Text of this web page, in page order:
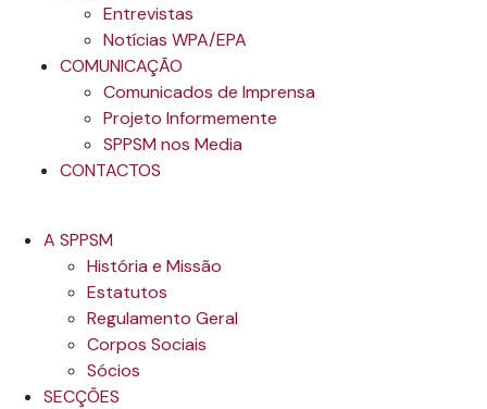
Entrevistas
Notícias WPA/EPA
COMUNICAÇÃO
Comunicados de Imprensa
Projeto Informemente
SPPSM nos Media
CONTACTOS
A SPPSM
História e Missão
Estatutos
Regulamento Geral
Corpos Sociais
Sócios
SECÇÕES